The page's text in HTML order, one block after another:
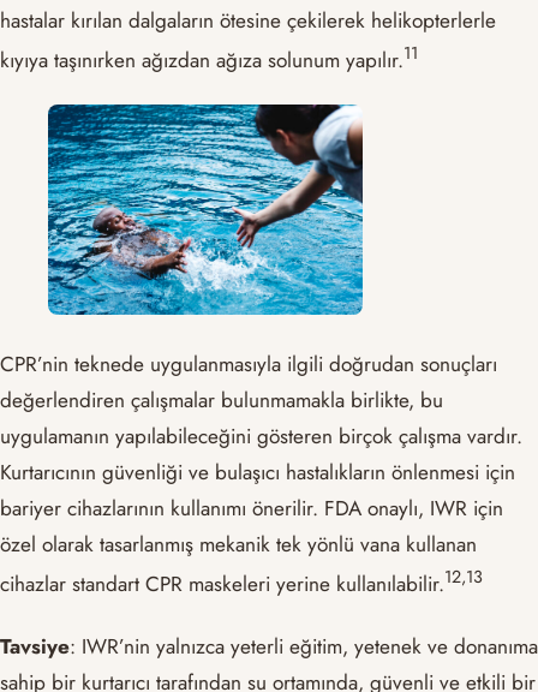
hastalar kırılan dalgaların ötesine çekilerek helikopterlerle
kıyıya taşınırken ağızdan ağıza solunum yapılır.​11​
CPR’nin teknede uygulanmasıyla ilgili doğrudan sonuçları
değerlendiren çalışmalar bulunmamakla birlikte, bu
uygulamanın yapılabileceğini gösteren birçok çalışma vardır.
Kurtarıcının güvenliği ve bulaşıcı hastalıkların önlenmesi için
bariyer cihazlarının kullanımı önerilir. FDA onaylı, IWR için
özel olarak tasarlanmış mekanik tek yönlü vana kullanan
cihazlar standart CPR maskeleri yerine kullanılabilir.​12,13​
Tavsiye: IWR’nin yalnızca yeterli eğitim, yetenek ve donanıma
sahip bir kurtarıcı tarafından su ortamında, güvenli ve etkili bir